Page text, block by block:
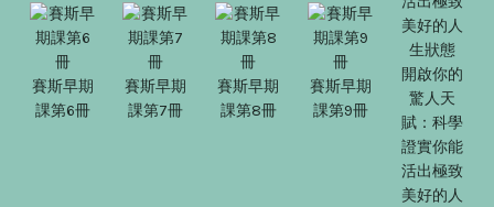
賽斯早期
課第6冊
賽斯早期
課第7冊
賽斯早期
課第8冊
賽斯早期
課第9冊
開啟你的
驚人天
賦：科學
證實你能
活出極致
美好的人